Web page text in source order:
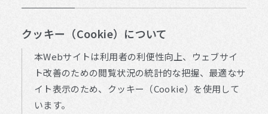
クッキー（Cookie）について
本Webサイトは利用者の利便性向上、ウェブサイ
ト改善のための閲覧状況の統計的な把握、最適なサ
イト表示のため、クッキー（Cookie）を使用して
います。